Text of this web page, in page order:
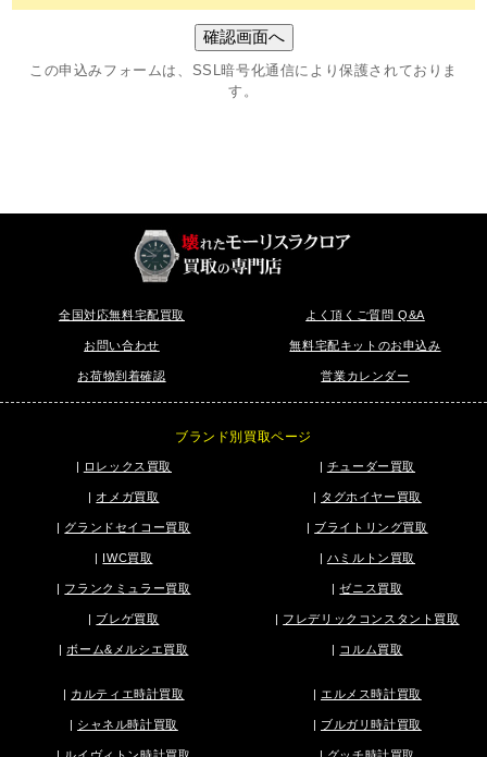
この申込みフォームは、SSL暗号化通信により保護されておりま
す。
全国対応無料宅配買取 よく頂くご質問 Q&A
お問い合わせ 無料宅配キットのお申込み
お荷物到着確認 営業カレンダー
ブランド別買取ページ
| ロレックス買取 | チューダー買取
| オメガ買取 | タグホイヤー買取
| グランドセイコー買取 | ブライトリング買取
| IWC買取 | ハミルトン買取
| フランクミュラー買取 |ゼニス買取
| ブレゲ買取 | フレデリックコンスタント買取
| ボーム&メルシエ買取 | コルム買取
| カルティエ時計買取 | エルメス時計買取
| シャネル時計買取 | ブルガリ時計買取